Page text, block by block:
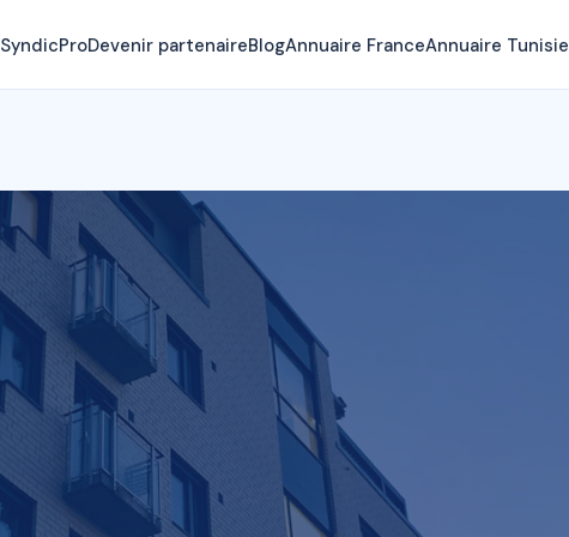
SyndicProDevenir partenaireBlogAnnuaire FranceAnnuaire Tunisie